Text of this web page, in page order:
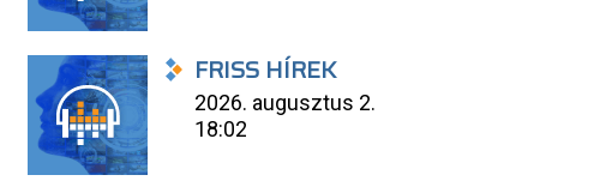
FRISS HÍREK
2026. augusztus 2.
18:02